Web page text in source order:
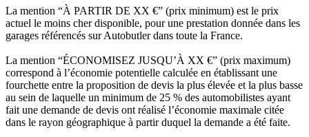
La mention “À PARTIR DE XX €” (prix minimum) est le prix
actuel le moins cher disponible, pour une prestation donnée dans les
garages référencés sur Autobutler dans toute la France.
La mention “ÉCONOMISEZ JUSQU’À XX €” (prix maximum)
correspond à l’économie potentielle calculée en établissant une
fourchette entre la proposition de devis la plus élevée et la plus basse
au sein de laquelle un minimum de 25 % des automobilistes ayant
fait une demande de devis ont réalisé l’économie maximale citée
dans le rayon géographique à partir duquel la demande a été faite.